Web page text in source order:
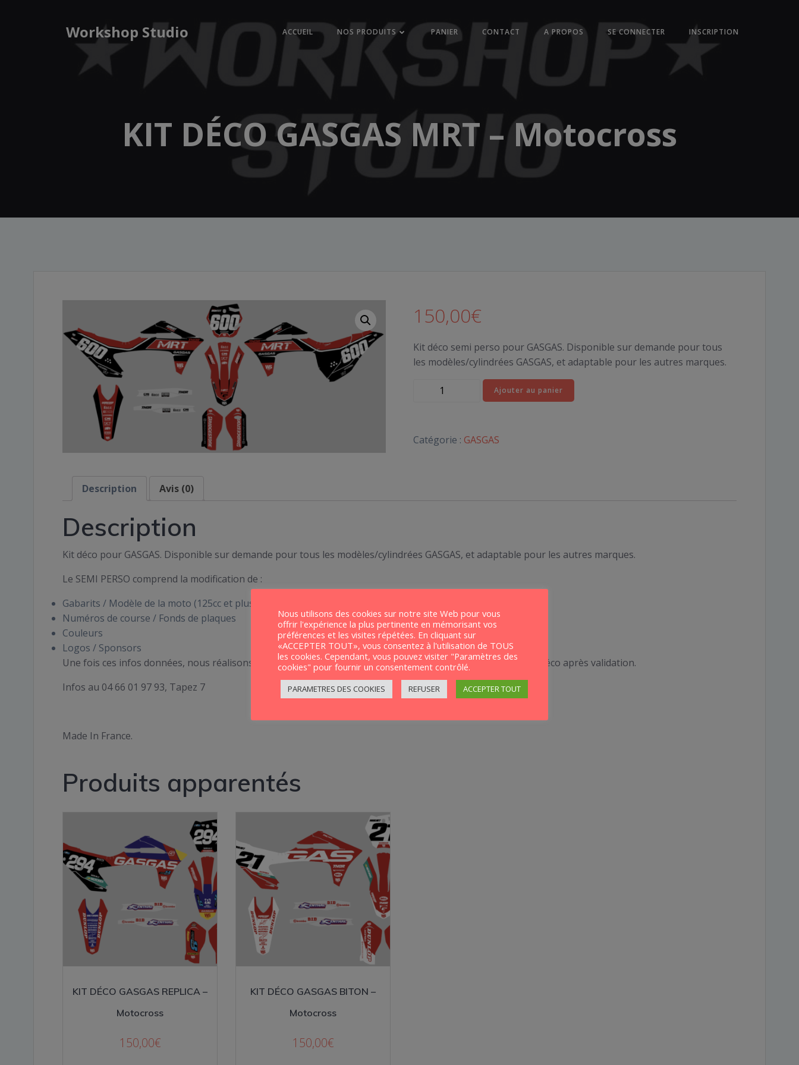
Workshop Studio ACCUEIL NOS PRODUITS PANIER CONTACT A PROPOS SE CONNECTER INSCRIPTION
KIT DÉCO GASGAS MRT – Motocross
150,00€
Kit déco semi perso pour GASGAS. Disponible sur demande pour tous
les modèles/cylindrées GASGAS, et adaptable pour les autres marques.
quantité
GASGAS
Ajouter au panier
Catégorie : GASGAS
Description Avis (0)
Description
Kit déco pour GASGAS. Disponible sur demande pour tous les modèles/cylindrées GASGAS, et adaptable pour les autres marques.
Le SEMI PERSO comprend la modification de :
Gabarits / Modèle de la moto (125cc et plus …)
Numéros de course / Fonds de plaques
Couleurs
Logos / Sponsors
Une fois ces infos données, nous réalisons pour vous une maquette (modifiable si besoin), et imprimons la déco après validation.
Infos au 04 66 01 97 93, Tapez 7
Made In France.
Produits apparentés
KIT DÉCO GASGAS REPLICA –
Motocross
150,00€
KIT DÉCO GASGAS BITON –
Motocross
150,00€
Nous utilisons des cookies sur notre site Web pour vous
offrir l'expérience la plus pertinente en mémorisant vos
préférences et les visites répétées. En cliquant sur
«ACCEPTER TOUT», vous consentez à l'utilisation de TOUS
les cookies. Cependant, vous pouvez visiter "Paramètres des
cookies" pour fournir un consentement contrôlé.
PARAMETRES DES COOKIES REFUSER ACCEPTER TOUT